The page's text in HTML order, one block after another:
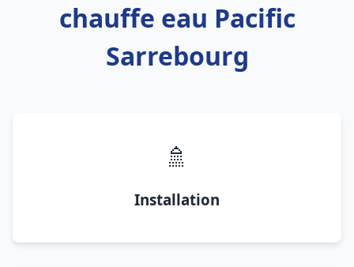
chauffe eau Pacific
Sarrebourg
🚿
Installation